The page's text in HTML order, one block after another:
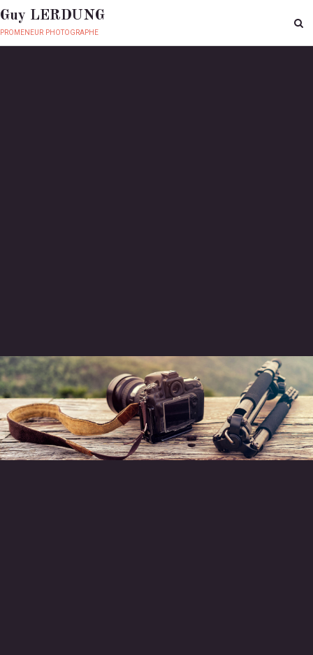
Guy LERDUNG
promeneur photographe